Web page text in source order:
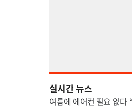
실시간 뉴스